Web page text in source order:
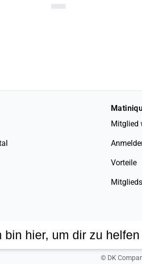
Mitglied
Vorteile
© DK
bin hier, um dir zu helfen